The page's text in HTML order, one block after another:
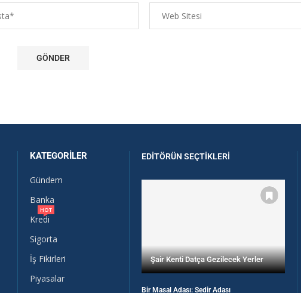
KATEGORILER
Gündem
Banka
Kredi
HOT
Sigorta
İş Fikirleri
Piyasalar
EDITÖRÜN SEÇTIKLERI
Şair Kenti Datça Gezilecek Yerler
Bir Masal Adası: Sedir Adası